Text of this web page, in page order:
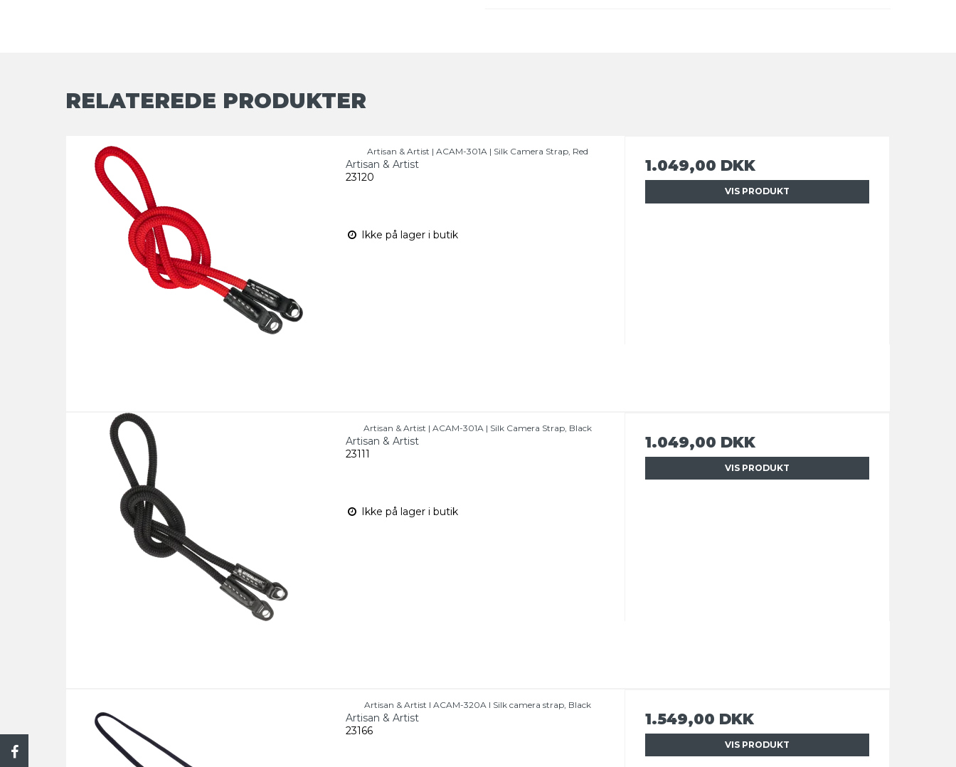
RELATEREDE PRODUKTER
Artisan & Artist | ACAM-301A | Silk Camera Strap, Red
Artisan & Artist
23120
Ikke på lager i butik
1.049,00 DKK
VIS PRODUKT
Artisan & Artist | ACAM-301A | Silk Camera Strap, Black
Artisan & Artist
23111
Ikke på lager i butik
1.049,00 DKK
VIS PRODUKT
Artisan & Artist I ACAM-320A I Silk camera strap, Black
Artisan & Artist
23166
1.549,00 DKK
VIS PRODUKT